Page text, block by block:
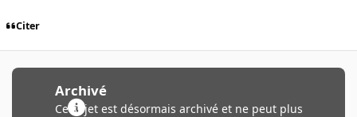
Citer
Archivé
Ce sujet est désormais archivé et ne peut plus